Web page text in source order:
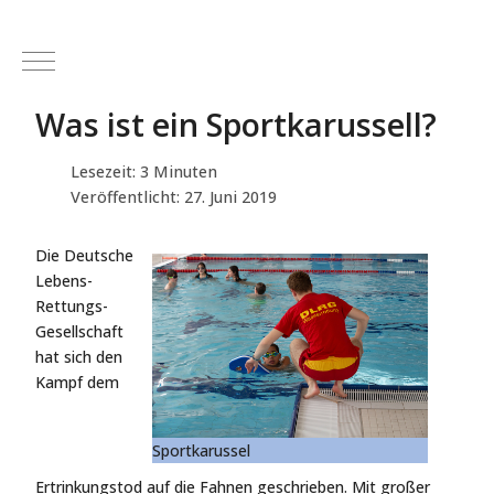
Mobile Menu Toggle
Was ist ein Sportkarussell?
Lesezeit: 3 Minuten
Veröffentlicht: 27. Juni 2019
Sportkarussel
Die Deutsche
Lebens-
Rettungs-
Gesellschaft
hat sich den
Kampf dem
Ertrinkungstod auf die Fahnen geschrieben. Mit großer